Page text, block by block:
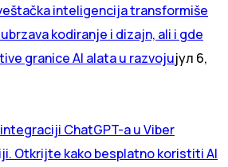
inteligencija transformiše
kodiranje i dizajn, ali i gde
granice AI alata u razvojuјул 6,
ChatGPT-a u Viber
Otkrijte kako besplatno koristiti AI